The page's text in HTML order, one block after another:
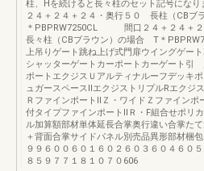
柱、Hを続けると長々柱のセット記号にな
２４＋２４＋２４・奥行５０ 長柱（CB
＊PBPRW7250CL 間口２４＋２４＋
長々柱（CBブラウン）の場合 T＊
上吊りゲート跳ね上げ式門扉ウイングゲー
シャッターゲートカーポートカーゲート引
ポートエクジスＵアルティナルーフデッキ
ュガースペースⅡエクジストリプルRエクジ
ＲファインポートⅡＺ・ワイドＺファインポ
付タイプファインポートⅡＲ・F組合せポリ
ル加算額部材単体延長合掌奥行違い合掌た
＋背面合掌サイドパネル別売品異形部材梱
９９６００６０１６０２６０３６０４６０
８５９７７１８１０７０606